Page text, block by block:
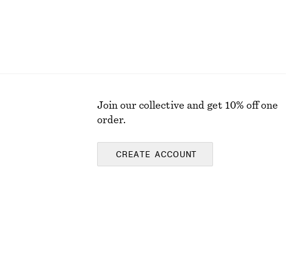
Join our collective and get 10% off one
order.
CREATE ACCOUNT